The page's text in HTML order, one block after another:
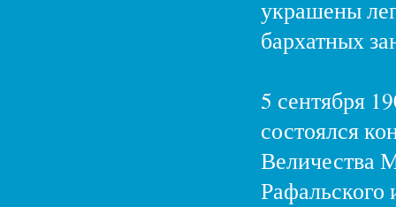
украшены
бархатных
5 сентября
состоялся
Величества
Рафальского